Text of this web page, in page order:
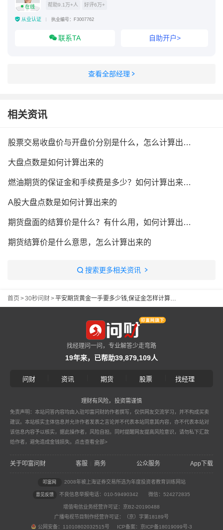
在线 帮助9.1万+人 好评6万+
从业认证 执业编号：F3007762
联系TA 自助开户>
查看全部经理
相关资讯
股票交易收盘价与开盘价分别是什么，怎么计算出来的？
大盘点数是如何计算出来的
燃油期货的保证金和手续费是多少？如何计算出来的？
A股大盘点数是如何计算出来的
期货盘面的结算价是什么？有什么用，如何计算出来的？
期货结算价是什么意思，怎么计算出来的
搜索更多相关资讯
首页 >30秒问财> 平安期货黄金一手要多少钱,保证金怎样计算出来，求解答一下吧
找经理问一问，专业解答少走弯路
19年来，已帮助39,879,109人
问财 资讯 期货 股票 找经理
理财有风险，投资需谨慎
免责声明：本站问答内容均由入驻叩富问财的作者撰写，仅供网友交流学习，并不构成买卖
建议。本站核实主体信息并允许作者发表之言论并不代表本站同意其内容，亦不代表本站对
该信息内容予以核实，据此操作者，风险自担。同时提醒网友提高风险意识，请勿私下汇款
给作者，避免造成金钱损失。 点击查看全部>
关于叩富问财 客服 商务 公众服务 App下载
叩富网 2008年被上海证券交易所选为年度投资者教育训练网站
意见反馈 不良信息举报电话：010-59490342 微信：524272835
增值电信业务经营许可证：京B2-20190488
广播电视节目制作经营许可证：（京）字第18189号
公网安备：11010802032515号 ICP备案：京ICP备18019099号-3